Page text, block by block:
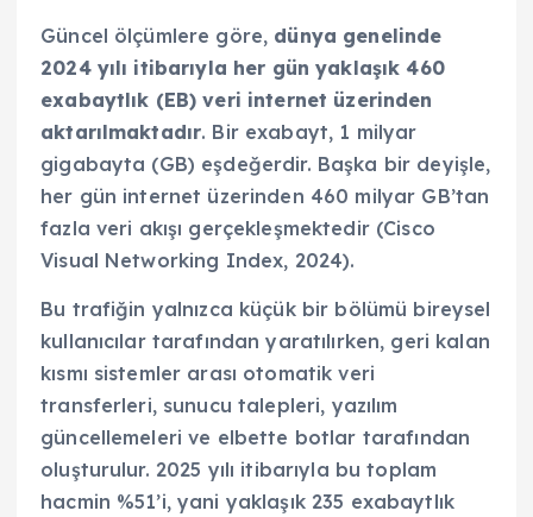
Güncel ölçümlere göre, dünya genelinde
2024 yılı itibarıyla her gün yaklaşık 460
exabaytlık (EB) veri internet üzerinden
aktarılmaktadır. Bir exabayt, 1 milyar
gigabayta (GB) eşdeğerdir. Başka bir deyişle,
her gün internet üzerinden 460 milyar GB’tan
fazla veri akışı gerçekleşmektedir (Cisco
Visual Networking Index, 2024).
Bu trafiğin yalnızca küçük bir bölümü bireysel
kullanıcılar tarafından yaratılırken, geri kalan
kısmı sistemler arası otomatik veri
transferleri, sunucu talepleri, yazılım
güncellemeleri ve elbette botlar tarafından
oluşturulur. 2025 yılı itibarıyla bu toplam
hacmin %51’i, yani yaklaşık 235 exabaytlık